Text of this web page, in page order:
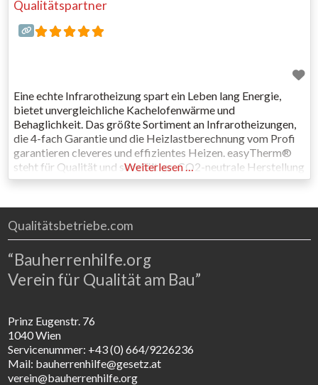
Qualitätspartner
Eine echte Infrarotheizung spart ein Leben lang Energie,
bietet unvergleichliche Kachelofenwärme und
Behaglichkeit. Das größte Sortiment an Infrarotheizungen,
die 4-fach Garantie und die Heizlastberechnung vom Profi
garantieren cleveres und effizientes Heizen. easyTherm®
steht für Qualität und sorgfältige, CO2-neutrale Herstellung
in Österreich. Mit langlebigen und effizienten Heizsystemen
anderen unterscheidet: Korpus aus Siliziumoxid –
Weiterlesen …
Qualitätsbetriebe.com
“Bauherrenhilfe.org
Verein für Qualität am Bau”
Prinz Eugenstr. 76
1040 Wien
Servicenummer: +43 (0) 664/9226236
Mail: bauherrenhilfe@gesetz.at
verein@bauherrenhilfe.org